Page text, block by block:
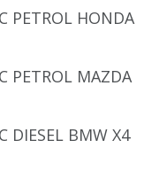
PETROL HONDA
PETROL MAZDA
DIESEL BMW X4